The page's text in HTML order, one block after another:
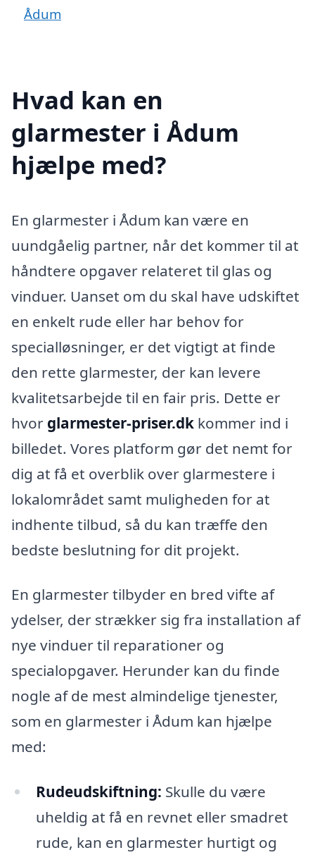
Ådum
Hvad kan en
glarmester i Ådum
hjælpe med?
En glarmester i Ådum kan være en
uundgåelig partner, når det kommer til at
håndtere opgaver relateret til glas og
vinduer. Uanset om du skal have udskiftet
en enkelt rude eller har behov for
specialløsninger, er det vigtigt at finde
den rette glarmester, der kan levere
kvalitetsarbejde til en fair pris. Dette er
hvor glarmester-priser.dk kommer ind i
billedet. Vores platform gør det nemt for
dig at få et overblik over glarmestere i
lokalområdet samt muligheden for at
indhente tilbud, så du kan træffe den
bedste beslutning for dit projekt.
En glarmester tilbyder en bred vifte af
ydelser, der strækker sig fra installation af
nye vinduer til reparationer og
specialopgaver. Herunder kan du finde
nogle af de mest almindelige tjenester,
som en glarmester i Ådum kan hjælpe
med:
Rudeudskiftning: Skulle du være
uheldig at få en revnet eller smadret
rude, kan en glarmester hurtigt og